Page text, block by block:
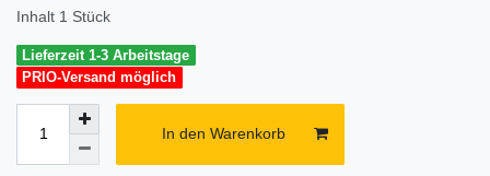
Inhalt 1 Stück
Lieferzeit 1-3 Arbeitstage
PRIO-Versand möglich
In den Warenkorb